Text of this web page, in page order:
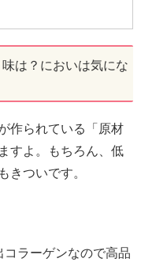
は？においは気にな
作られている「原材
すよ。もちろん、低
きついです。
コラーゲンなので高品